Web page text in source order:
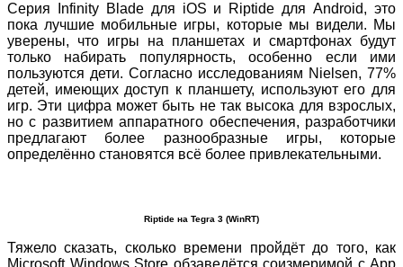
Серия Infinity Blade для iOS и Riptide для Android, это
пока лучшие мобильные игры, которые мы видели. Мы
уверены, что игры на планшетах и смартфонах будут
только набирать популярность, особенно если ими
пользуются дети. Согласно исследованиям Nielsen, 77%
детей, имеющих доступ к планшету, используют его для
игр. Эти цифра может быть не так высока для взрослых,
но с развитием аппаратного обеспечения, разработчики
предлагают более разнообразные игры, которые
определённо становятся всё более привлекательными.
Riptide на Tegra 3 (WinRT)
Тяжело сказать, сколько времени пройдёт до того, как